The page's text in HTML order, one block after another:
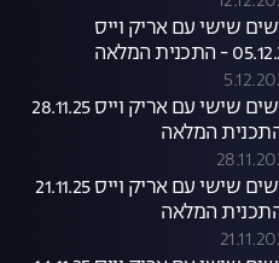
שישי עם אריק וייס
- התכנית המלאה
עושים שישי עם אריק וייס 28.11.25
המלאה
עושים שישי עם אריק וייס 21.11.25
המלאה